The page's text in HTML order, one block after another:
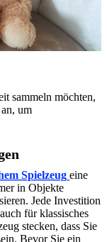
sammeln möchten,
um
Spielzeug eine
in Objekte
Jede Investition
für klassisches
stecken, dass Sie
Bevor Sie ein